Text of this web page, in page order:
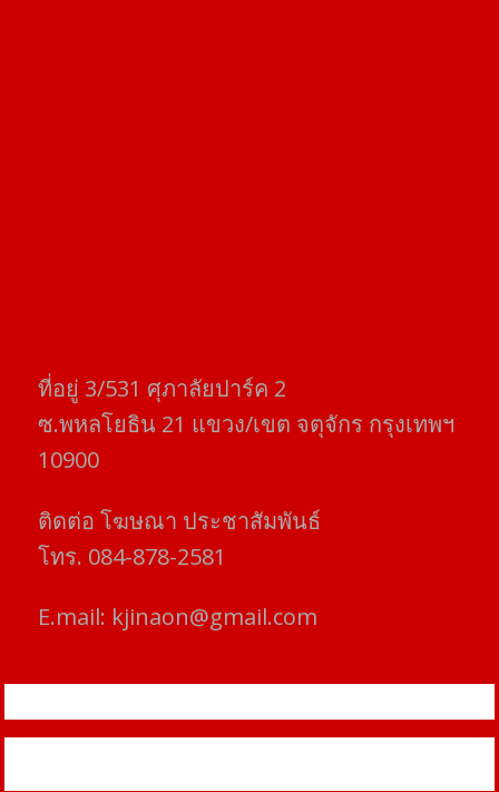
ที่อยู่​ 3/531​ ศุภาลัยปาร์ค​ 2
ซ.พหลโยธิน​ 21​ แขวง/เขต​ จตุจักร​ กรุงเทพฯ
10900
ติดต่อ​ โฆษณา​ ประชาสัมพันธ์
โทร​. 084-878-2581
E.mail: kjinaon@gmail.com